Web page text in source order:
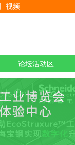
视频
论坛活动区